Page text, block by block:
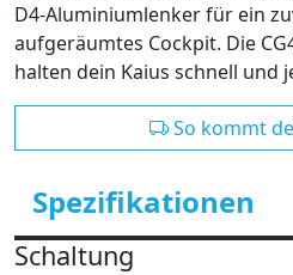
D4‑Aluminiumlenker für ein
aufgeräumtes Cockpit. Die
halten dein Kaius schnell und
So kommt
Spezifikationen
Schaltung